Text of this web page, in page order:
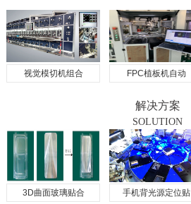
视觉模切机组合 FPC植板机自动
解决方案
SOLUTION
3D曲面玻璃贴合 手机背光源定位贴